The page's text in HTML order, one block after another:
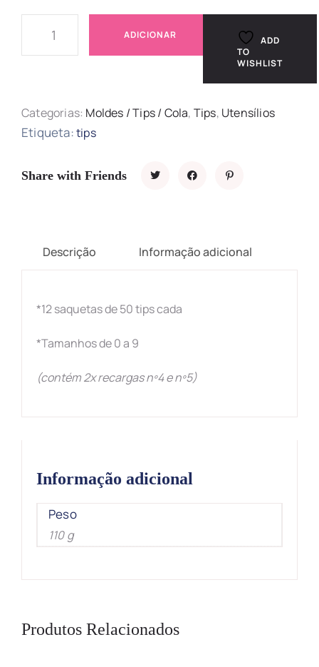
ADICIONAR
ADD
TO
WISHLIST
Categorias: Moldes / Tips / Cola, Tips, Utensílios
Etiqueta:tips
Share with Friends
Descrição Informação adicional
*12saquetas de 50 tips cada
*Tamanhos de 0 a 9
(contém 2x recargas nº4 e nº5)
Informação adicional
Peso
110 g
Produtos Relacionados